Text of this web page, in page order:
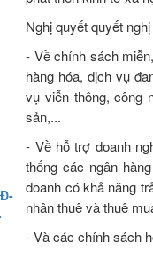
Nghị quyết quyết
- Về chính sách
hàng hóa, dịch vụ
vụ viễn thông, công
sản,...
- Về hỗ trợ doanh
thống các ngân
doanh có khả năng
nhân thuê và thuê
- Và các chính sách